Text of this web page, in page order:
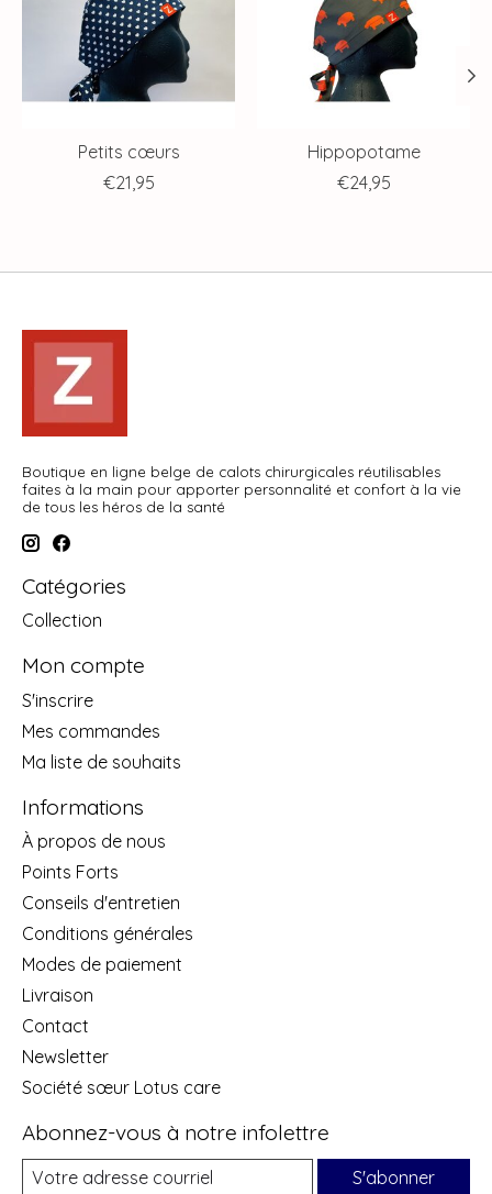
Petits cœurs
€21,95
Hippopotame
€24,95
Boutique en ligne belge de calots chirurgicales réutilisables
faites à la main pour apporter personnalité et confort à la vie
de tous les héros de la santé
Catégories
Collection
Mon compte
S'inscrire
Mes commandes
Ma liste de souhaits
Informations
À propos de nous
Points Forts
Conseils d'entretien
Conditions générales
Modes de paiement
Livraison
Contact
Newsletter
Société sœur Lotus care
Abonnez-vous à notre infolettre
S'abonner